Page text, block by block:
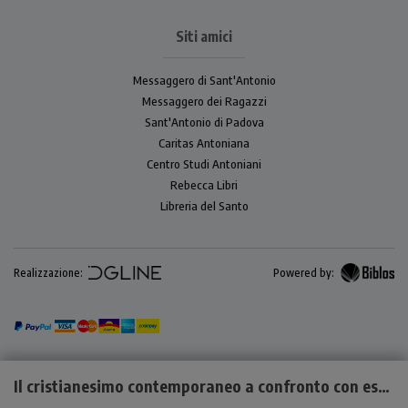
Il cristianesimo contemporaneo a confronto con esoterismo, occultismo e satanismo
Siti amici
Messaggero di Sant'Antonio
Messaggero dei Ragazzi
Sant'Antonio di Padova
Caritas Antoniana
Centro Studi Antoniani
Rebecca Libri
Libreria del Santo
Realizzazione: Powered by: